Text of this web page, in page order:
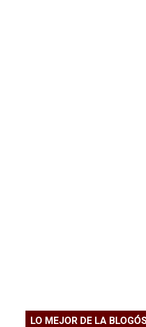
LO MEJOR DE LA